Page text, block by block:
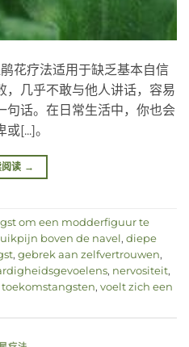
花疗法适用于缺乏基本自信
，几乎不敢与他人讲话，容易
句话。在日常生活中，你也会
[...]。
读 →
om een modderfiguur te
boven de navel, diepe
, gebrek aan zelfvertrouwen,
, nervositeit,
toekomstangsten, voelt zich een